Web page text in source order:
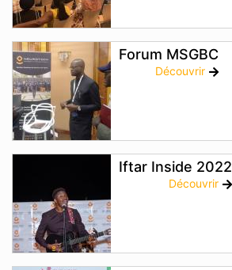
Forum MSGBC
Découvrir
Iftar Inside 2022
Découvrir